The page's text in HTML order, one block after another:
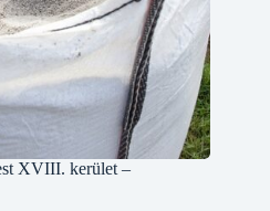
XVIII. kerület –